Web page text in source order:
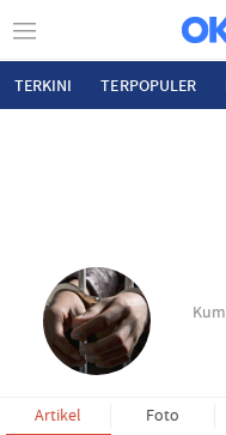
TERKINI TERPOPULER
Artikel Foto